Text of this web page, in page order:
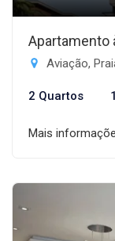
Apartamento
Aviação,
2 Quartos
Mais